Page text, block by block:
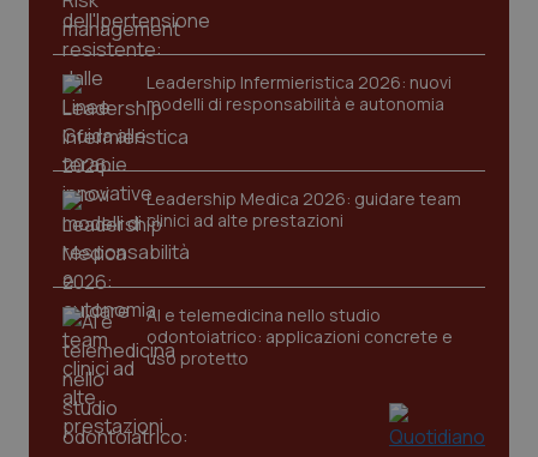
Leadership Infermieristica 2026: nuovi
modelli di responsabilità e autonomia
Leadership Medica 2026: guidare team
clinici ad alte prestazioni
AI e telemedicina nello studio
odontoiatrico: applicazioni concrete e
uso protetto
CookieScriptConsent
CookieScript
www.quotidianosanita.it
tracking-enable